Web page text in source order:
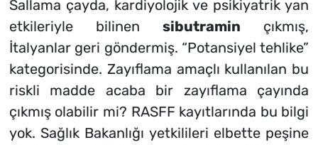
Sallama çayda, kardiyolojik ve psikiyatrik yan
etkileriyle bilinensibutramin çıkmış,
İtalyanlar geri göndermiş. “Potansiyel tehlike”
kategorisinde. Zayıflama amaçlı kullanılan bu
riskli madde acaba bir zayıflama çayında
çıkmış olabilir mi? RASFF kayıtlarında bu bilgi
yok. Sağlık Bakanlığı yetkilileri elbette peşine